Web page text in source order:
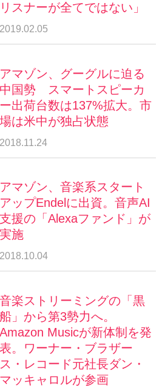
リスナーが全てではない」
2019.02.05
アマゾン、グーグルに迫る
中国勢 スマートスピーカ
ー出荷台数は137%拡大。市
場は米中が独占状態
2018.11.24
アマゾン、音楽系スタート
アップEndelに出資。音声AI
支援の「Alexaファンド」が
実施
2018.10.04
音楽ストリーミングの「黒
船」から第3勢力へ。
Amazon Musicが新体制を発
表。ワーナー・ブラザー
ス・レコード元社長ダン・
マッキャロルが参画